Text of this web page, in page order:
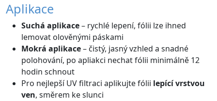
Aplikace
Suchá aplikace– rychlé lepení, fólii lze ihned
lemovat olověnými páskami
Mokrá aplikace– čistý, jasný vzhled a snadné
polohování, po apliakci nechat fólii minimálně 12
hodin schnout
Pro nejlepší UV filtraci aplikujte fólii lepící vrstvou
ven, směrem ke slunci